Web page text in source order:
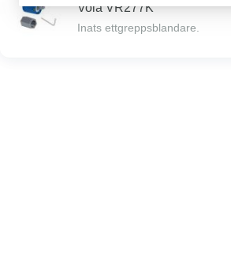
Vola VR277K
Inats ettgreppsblandare.